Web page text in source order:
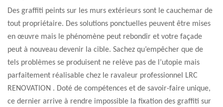
Des graffiti peints sur les murs extérieurs sont le cauchemar de
tout propriétaire. Des solutions ponctuelles peuvent être mises
en œuvre mais le phénomène peut rebondir et votre façade
peut à nouveau devenir la cible. Sachez qu’empêcher que de
tels problèmes se produisent ne relève pas de l’utopie mais
parfaitement réalisable chez le ravaleur professionnel LRC
RENOVATION . Doté de compétences et de savoir-faire unique,
ce dernier arrive à rendre impossible la fixation des graffiti sur